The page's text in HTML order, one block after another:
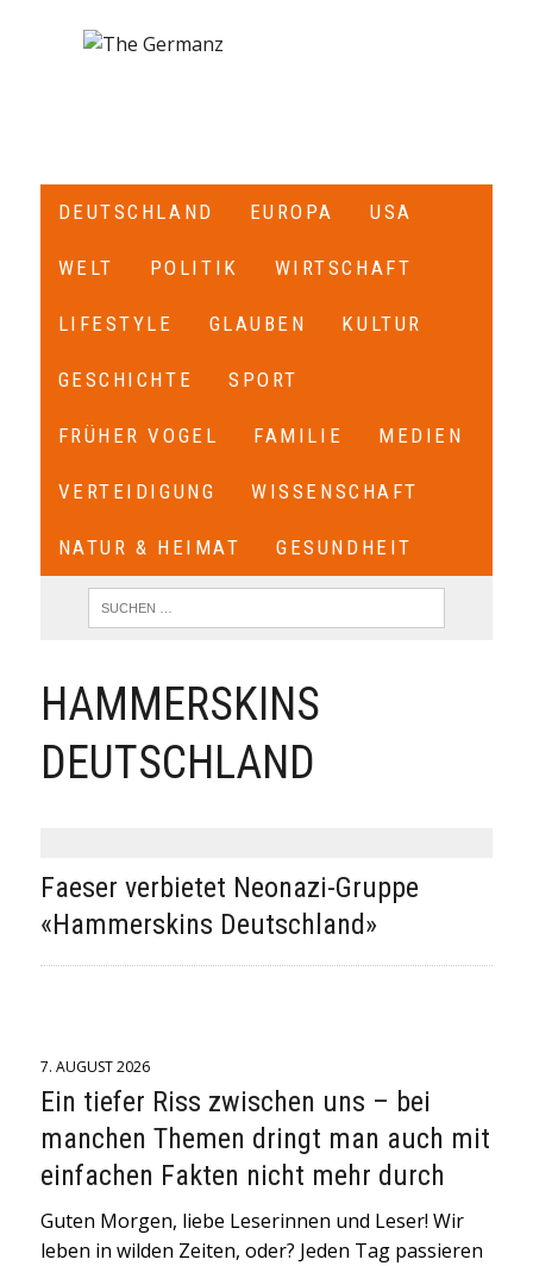
DEUTSCHLAND EUROPA USA
WELT POLITIK WIRTSCHAFT
LIFESTYLE GLAUBEN KULTUR
GESCHICHTE SPORT
FRÜHER VOGEL FAMILIE MEDIEN
VERTEIDIGUNG WISSENSCHAFT
NATUR & HEIMAT GESUNDHEIT
HAMMERSKINS
DEUTSCHLAND
Faeser verbietet Neonazi-Gruppe
«Hammerskins Deutschland»
7. AUGUST 2026
Ein tiefer Riss zwischen uns – bei
manchen Themen dringt man auch mit
einfachen Fakten nicht mehr durch
Guten Morgen, liebe Leserinnen und Leser! Wir
leben in wilden Zeiten, oder? Jeden Tag passieren